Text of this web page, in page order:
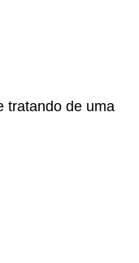
tratando de uma